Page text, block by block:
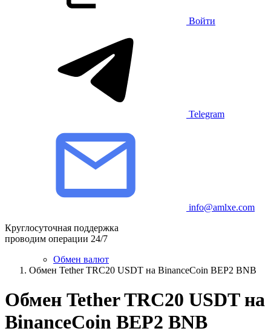
Войти
Telegram
info@amlxe.com
Круглосуточная поддержка
проводим операции 24/7
Обмен валют
Обмен Tether TRC20 USDT на BinanceCoin BEP2 BNB
Обмен Tether TRC20 USDT на
BinanceCoin BEP2 BNB